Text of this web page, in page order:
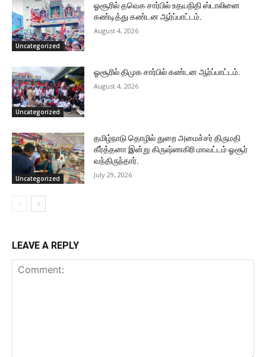
Uncategorized
ஓசூரில் தவெக சார்பில் உதயநிதி ஸ்டாலினை
கண்டித்து கண்டன ஆர்ப்பாட்டம்.
August 4, 2026
Uncategorized
ஓசூரில் திமுக சார்பில் கண்டன ஆர்ப்பாட்டம்.
August 4, 2026
Uncategorized
தமிழ்நாடு தொழில் துறை அமைச்சர் திருமதி
கீர்த்தனா இன்று கிருஷ்ணகிரி மாவட்டம் ஓசூர்
வந்திருந்தார்.
July 29, 2026
LEAVE A REPLY